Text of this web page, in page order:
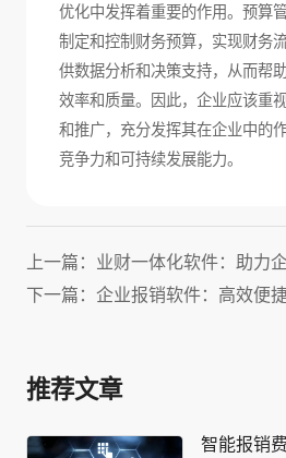
优化中发挥着重要的作用。预算
制定和控制财务预算，实现财务
供数据分析和决策支持，从而帮
效率和质量。因此，企业应该重
和推广，充分发挥其在企业中的
竞争力和可持续发展能力。
推荐文章
智能报销